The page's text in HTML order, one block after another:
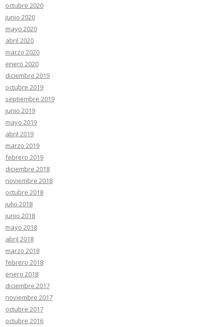
octubre 2020
junio 2020
mayo 2020
abril 2020
marzo 2020
enero 2020
diciembre 2019
octubre 2019
septiembre 2019
junio 2019
mayo 2019
abril 2019
marzo 2019
febrero 2019
diciembre 2018
noviembre 2018
octubre 2018
julio 2018
junio 2018
mayo 2018
abril 2018
marzo 2018
febrero 2018
enero 2018
diciembre 2017
noviembre 2017
octubre 2017
octubre 2016